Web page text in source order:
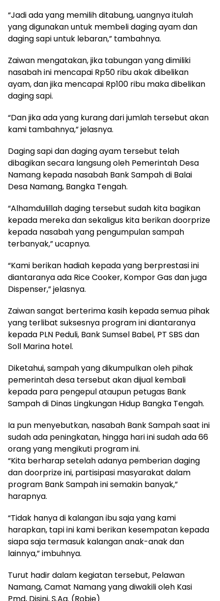
“Jadi ada yang memilih ditabung, uangnya itulah
yang digunakan untuk membeli daging ayam dan
daging sapi untuk lebaran,” tambahnya.
Zaiwan mengatakan, jika tabungan yang dimiliki
nasabah ini mencapai Rp50 ribu akak dibelikan
ayam, dan jika mencapai Rp100 ribu maka dibelikan
daging sapi.
“Dan jika ada yang kurang dari jumlah tersebut akan
kami tambahnya,” jelasnya.
Daging sapi dan daging ayam tersebut telah
dibagikan secara langsung oleh Pemerintah Desa
Namang kepada nasabah Bank Sampah di Balai
Desa Namang, Bangka Tengah.
“Alhamdulillah daging tersebut sudah kita bagikan
kepada mereka dan sekaligus kita berikan doorprize
kepada nasabah yang pengumpulan sampah
terbanyak,” ucapnya.
“Kami berikan hadiah kepada yang berprestasi ini
diantaranya ada Rice Cooker, Kompor Gas dan juga
Dispenser,” jelasnya.
Zaiwan sangat berterima kasih kepada semua pihak
yang terlibat suksesnya program ini diantaranya
kepada PLN Peduli, Bank Sumsel Babel, PT SBS dan
Soll Marina hotel.
Diketahui, sampah yang dikumpulkan oleh pihak
pemerintah desa tersebut akan dijual kembali
kepada para pengepul ataupun petugas Bank
Sampah di Dinas Lingkungan Hidup Bangka Tengah.
Ia pun menyebutkan, nasabah Bank Sampah saat ini
sudah ada peningkatan, hingga hari ini sudah ada 66
orang yang mengikuti program ini.
“Kita berharap setelah adanya pemberian daging
dan doorprize ini, partisipasi masyarakat dalam
program Bank Sampah ini semakin banyak,”
harapnya.
“Tidak hanya di kalangan ibu saja yang kami
harapkan, tapi ini kami berikan kesempatan kepada
siapa saja termasuk kalangan anak-anak dan
lainnya,” imbuhnya.
Turut hadir dalam kegiatan tersebut, Pelawan
Namang, Camat Namang yang diwakili oleh Kasi